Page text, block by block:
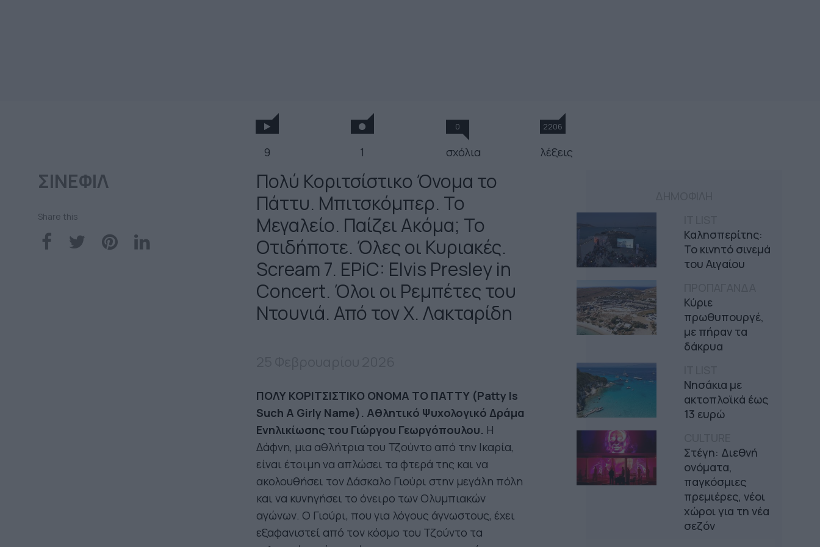
9 1
0
σχόλια
2206
λέξεις
ΣΙΝΕΦΙΛ
Share this
Καλησπερίτης:
Το κινητό σινεμά
του Αιγαίου
Κύριε
πρωθυπουργέ,
με πήραν τα
δάκρυα
Νησάκια με
ακτοπλοϊκά έως
13 ευρώ
Στέγη: Διεθνή
ονόματα,
παγκόσμιες
πρεμιέρες, νέοι
χώροι για τη νέα
σεζόν
Πολύ Κοριτσίστικο Όνομα το
Πάττυ. Μπιτσκόμπερ. Το
Μεγαλείο. Παίζει Ακόμα; Το
Οτιδήποτε. Όλες οι Κυριακές.
Scream 7. EPiC: Elvis Presley in
Concert. Όλοι οι Ρεμπέτες του
Ντουνιά. Από τον Χ. Λακταρίδη
ΠΟΛΥ ΚΟΡΙΤΣΙΣΤΙΚΟ ΟΝΟΜΑ ΤΟ ΠΑΤΤΥ(Patty Is
Such A Girly Name). Αθλητικό Ψυχολογικό Δράμα
Ενηλικίωσης του Γιώργου Γεωργόπουλου. Η
Δάφνη, μια αθλήτρια του Τζούντο από την Ικαρία,
είναι έτοιμη να απλώσει τα φτερά της και να
ακολουθήσει τον Δάσκαλο Γιούρι στην μεγάλη πόλη
και να κυνηγήσει το όνειρο των Ολυμπιακών
αγώνων. Ο Γιούρι, που για λόγους άγνωστους, έχει
εξαφανιστεί από τον κόσμο του Τζούντο τα